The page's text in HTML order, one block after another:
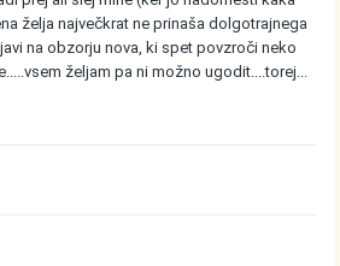
želja največkrat ne prinaša dolgotrajnega
na obzorju nova, ki spet povzroči neko
željam pa ni možno ugodit....torej...